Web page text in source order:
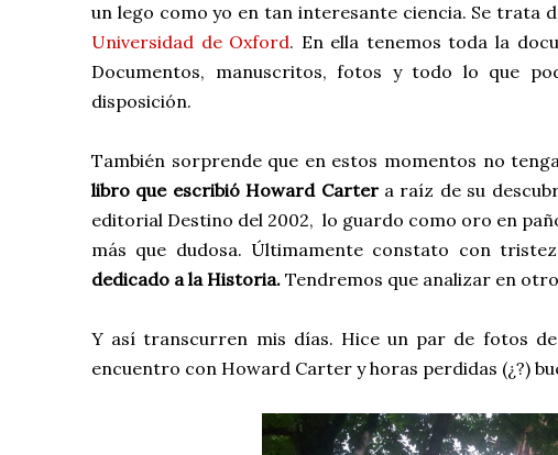
un lego como yo en tan interesante ciencia. Se trata
Universidad de Oxford. En ella tenemos toda la
Documentos, manuscritos, fotos y todo lo que
disposición.
También sorprende que en estos momentos no
libro que escribió Howard Cartera raíz de su
editorial Destino del 2002, lo guardo como oro en
más que dudosa. Últimamente constato con
dedicado a la Historia. Tendremos que analizar en otro
Y así transcurren mis días. Hice un par de fotos
encuentro con Howard Carter y horas perdidas (¿?)